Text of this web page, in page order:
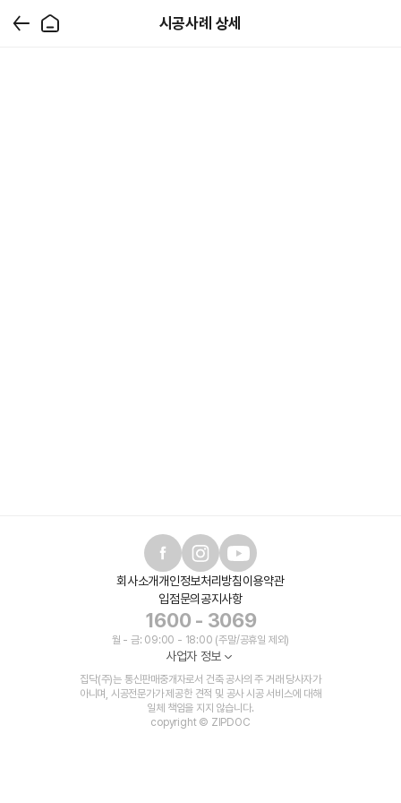
시공사례 상세
회사소개개인정보처리방침이용약관
입점문의 공지사항
1600 - 3069
월 - 금: 09:00 - 18:00 (주말/공휴일 제외)
사업자 정보
집닥(주)는 통신판매중개자로서 건축 공사의 주 거래 당사자가
아니며, 시공전문가가 제공한 견적 및 공사 시공 서비스에 대해
일체 책임을 지지 않습니다.
copyright © ZIPDOC